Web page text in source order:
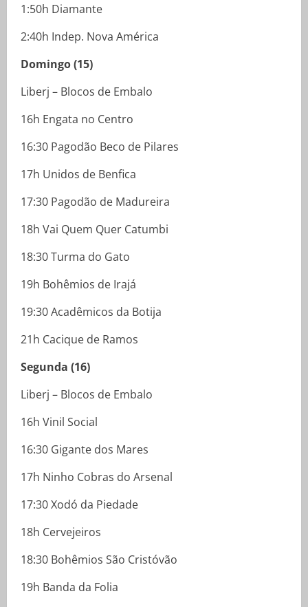
1:50h Diamante
2:40h Indep. Nova América
Domingo (15)
Liberj – Blocos de Embalo
16h Engata no Centro
16:30 Pagodão Beco de Pilares
17h Unidos de Benfica
17:30 Pagodão de Madureira
18h Vai Quem Quer Catumbi
18:30 Turma do Gato
19h Bohêmios de Irajá
19:30 Acadêmicos da Botija
21h Cacique de Ramos
Segunda (16)
Liberj – Blocos de Embalo
16h Vinil Social
16:30 Gigante dos Mares
17h Ninho Cobras do Arsenal
17:30 Xodó da Piedade
18h Cervejeiros
18:30 Bohêmios São Cristóvão
19h Banda da Folia